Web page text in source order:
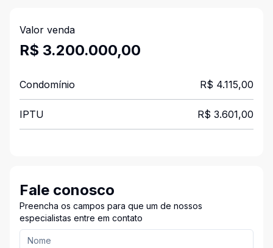
Valor venda
R$ 3.200.000,00
Condomínio R$ 4.115,00
IPTU R$ 3.601,00
Fale conosco
Preencha os campos para que um de nossos
especialistas entre em contato